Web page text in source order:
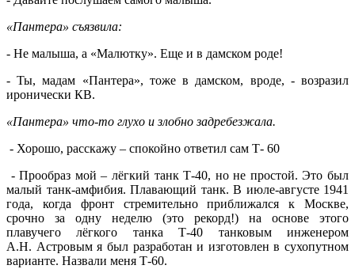
«Пантера» съязвила:
- Не малыша, а «Малютку». Еще и в дамском роде!
- Ты, мадам «Пантера», тоже в дамском, вроде, - возразил
иронически КВ.
«Пантера» что-то глухо и злобно задребезжала.
- Хорошо, расскажу – спокойно ответил сам Т- 60
- Прообраз мой – лёгкий танк Т-40, но не простой. Это был
малый танк-амфибия. Плавающий танк. В июле-августе 1941
года, когда фронт стремительно приближался к Москве,
срочно за одну неделю (это рекорд!) на основе этого
плавучего лёгкого танка Т-40 танковым инженером
А.Н. Астровым я был разработан и изготовлен в сухопутном
варианте. Назвали меня Т-60.